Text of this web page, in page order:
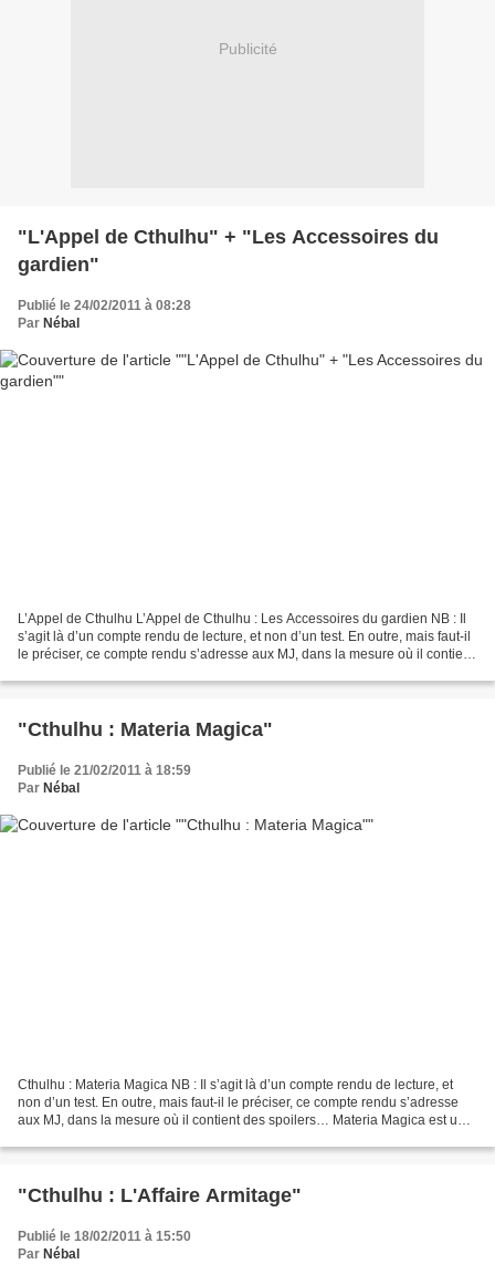
Publicité
"L'Appel de Cthulhu" + "Les Accessoires du
gardien"
Publié le 24/02/2011 à 08:28
Par Nébal
L’Appel de Cthulhu L’Appel de Cthulhu : Les Accessoires du gardien NB : Il
s’agit là d’un compte rendu de lecture, et non d’un test. En outre, mais faut-il
le préciser, ce compte rendu s’adresse aux MJ, dans la mesure où il contient
"Cthulhu : Materia Magica"
Publié le 21/02/2011 à 18:59
Par Nébal
Cthulhu : Materia Magica NB : Il s’agit là d’un compte rendu de lecture, et
non d’un test. En outre, mais faut-il le préciser, ce compte rendu s’adresse
aux MJ, dans la mesure où il contient des spoilers… Materia Magica est un
"Cthulhu : L'Affaire Armitage"
Publié le 18/02/2011 à 15:50
Par Nébal